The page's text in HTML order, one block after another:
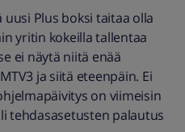
Plus boksi taitaa olla
yritin kokeilla tallentaa
ei näytä niitä enää
ja siitä eteenpäin. Ei
on viimeisin
tehdasasetusten palautus